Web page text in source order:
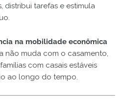
distribui tarefas e estimula
na mobilidade econômica
não muda com o casamento,
com casais estáveis
ao longo do tempo.